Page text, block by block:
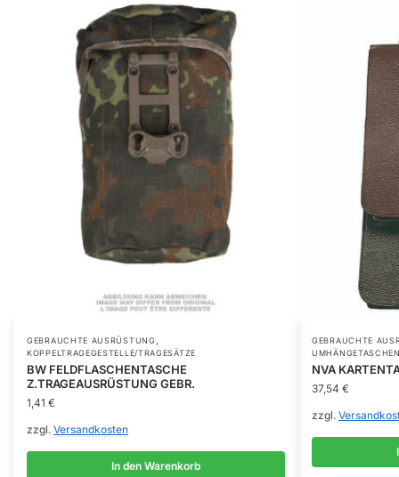
GEBRAUCHTE AUSRÜSTUNG,
KOPPELTRAGEGESTELLE/TRAGESÄTZE
BW FELDFLASCHENTASCHE
Z.TRAGEAUSRÜSTUNG GEBR.
1,41 €
zzgl. Versandkosten
In den Warenkorb
GEBRAUCHTE
NVA
37,54 €
zzgl.